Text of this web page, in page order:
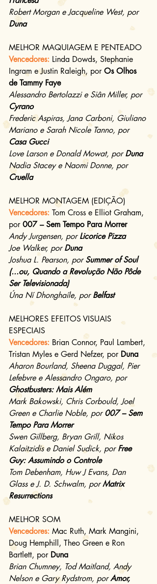
Robert Morgan e Jacqueline West, por
Duna
MELHOR MAQUIAGEM E PENTEADO
Vencedores: Linda Dowds, Stephanie
Ingram e Justin Raleigh, por Os Olhos
de Tammy Faye
Alessandro Bertolazzi e Siân Miller, por
Cyrano
Frederic Aspiras, Jana Carboni, Giuliano
Mariano e Sarah Nicole Tanno, por
Casa Gucci
Love Larson e Donald Mowat, por Duna
Nadia Stacey e Naomi Donne, por
Cruella
MELHOR MONTAGEM (EDIÇÃO)
Vencedores: Tom Cross e Elliot Graham,
por 007 – Sem Tempo Para Morrer
Andy Jurgensen, por Licorice Pizza
Joe Walker, por Duna
Joshua L. Pearson, por Summer of Soul
(...ou, Quando a Revolução Não Pôde
Ser Televisionada)
Úna Ní Dhonghaíle, por Belfast
MELHORES EFEITOS VISUAIS
ESPECIAIS
Vencedores: Brian Connor, Paul Lambert,
Tristan Myles e Gerd Nefzer, por Duna
Aharon Bourland, Sheena Duggal, Pier
Lefebvre e Alessandro Ongaro, por
Ghostbusters: Mais Além
Mark Bakowski, Chris Corbould, Joel
Green e Charlie Noble, por 007 – Sem
Tempo Para Morrer
Swen Gillberg, Bryan Grill, Nikos
Kalaitzidis e Daniel Sudick, por Free
Guy: Assumindo o Controle
Tom Debenham, Huw J Evans, Dan
Glass e J. D. Schwalm, por Matrix
Resurrections
MELHOR SOM
Vencedores: Mac Ruth, Mark Mangini,
Doug Hemphill, Theo Green e Ron
Bartlett, por Duna
Brian Chumney, Tod Maitland, Andy
Nelson e Gary Rydstrom, por Amor,